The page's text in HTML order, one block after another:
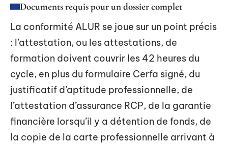
Documents requis pour un dossier complet
La conformité ALUR se joue sur un point précis
: l’attestation, ou les attestations, de
formation doivent couvrir les 42 heures du
cycle, en plus du formulaire Cerfa signé, du
justificatif d’aptitude professionnelle, de
l’attestation d’assurance RCP, de la garantie
financière lorsqu’il y a détention de fonds, de
la copie de la carte professionnelle arrivant à